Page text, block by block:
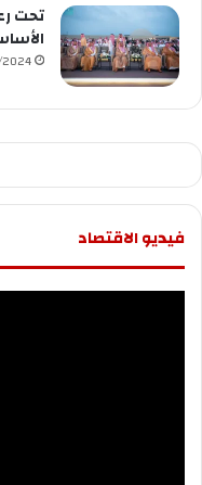
تحت
فيديو الاقتصاد